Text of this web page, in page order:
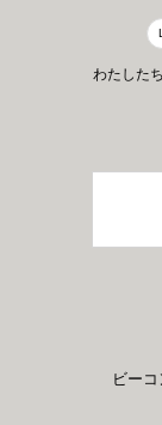
わたした
ビー